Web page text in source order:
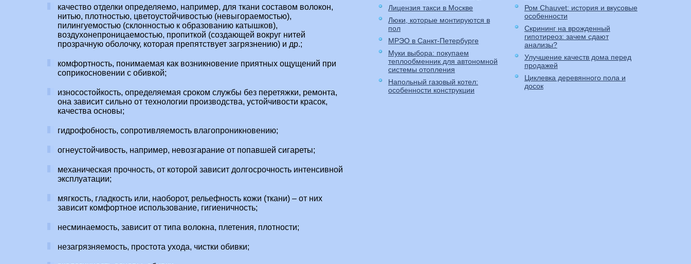
качество отделки определяемо, например, для ткани составом волокон,
нитью, плотностью, цветоустойчивостью (невыгораемостью),
пилингуемостью (склонностью к образованию катышков),
воздухонепроницаемостью, пропиткой (создающей вокруг нитей
прозрачную оболочку, которая препятствует загрязнению) и др.;
комфортность, понимаемая как возникновение приятных ощущений при
соприкосновении с обивкой;
износостойкость, определяемая сроком службы без перетяжки, ремонта,
она зависит сильно от технологии производства, устойчивости красок,
качества основы;
гидрофобность, сопротивляемость влагопроникновению;
огнеустойчивость, например, невозгарание от попавшей сигареты;
механическая прочность, от которой зависит долгосрочность интенсивной
эксплуатации;
мягкость, гладкость или, наоборот, рельефность кожи (ткани) – от них
зависит комфортное использование, гигиеничность;
несминаемость, зависит от типа волокна, плетения, плотности;
незагрязняемость, простота ухода, чистки обивки;
Лицензия такси в Москве
Люки, которые монтируются в
пол
МРЭО в Санкт-Петербурге
Муки выбора: покупаем
теплообменник для автономной
системы отопления
Напольный газовый котел:
особенности конструкции
Ром Сhauvet: история и вкусовые
особенности
Скрининг на врожденный
гипотиреоз: зачем сдают
анализы?
Улучшение качеств дома перед
продажей
Циклевка деревянного пола и
досок